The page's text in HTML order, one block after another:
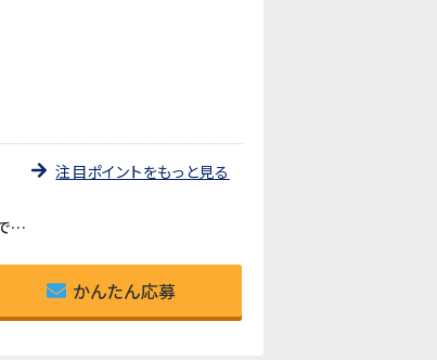
《手順通りに進めるシンプルな作業》専門知識・経験一切不要。決まった手順に沿って作業を進めるため、未経験の方でも約2か月でひとり立ちできます。
注目ポイントをもっと見る
かんたん応募